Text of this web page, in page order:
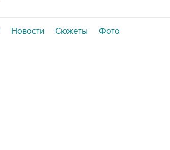
Новости Сюжеты Фото